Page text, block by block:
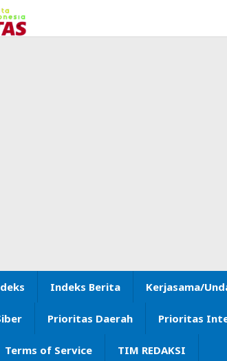
Indeks Berita Kerjasama/
Prioritas Daerah Prioritas
Terms of Service TIM REDAKSI